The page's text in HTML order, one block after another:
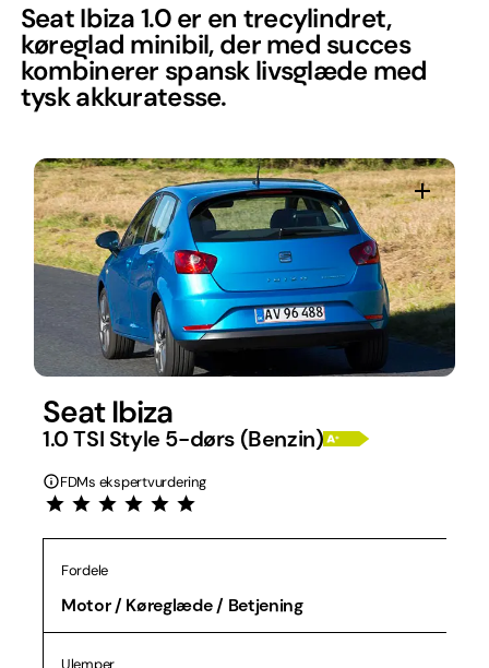
Seat Ibiza 1.0 er en trecylindret,
køreglad minibil, der med succes
kombinerer spansk livsglæde med
tysk akkuratesse.
Seat Ibiza
1.0 TSI Style 5-dørs (Benzin)
FDMs ekspertvurdering
Fordele
Motor / Køreglæde / Betjening
Ulemper